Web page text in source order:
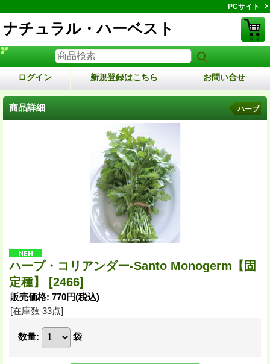
PCサイト
ナチュラル・ハーベスト
ログイン 新規登録はこちら お問い合せ
商品詳細 ハーブ
ハーブ・コリアンダー-Santo Monogerm【固
定種】
[2466]
販売価格: 770円(税込)
[在庫数 33点]
数量: 袋